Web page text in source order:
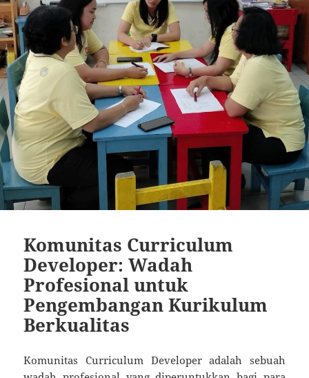
Komunitas Curriculum
Developer: Wadah
Profesional untuk
Pengembangan Kurikulum
Berkualitas
Komunitas Curriculum Developer adalah sebuah